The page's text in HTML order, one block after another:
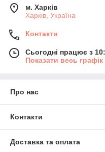
м. Харків
Харків, Україна
Контакти
Сьогодні працює з
Показати весь
Про нас
Контакти
Доставка та оплата